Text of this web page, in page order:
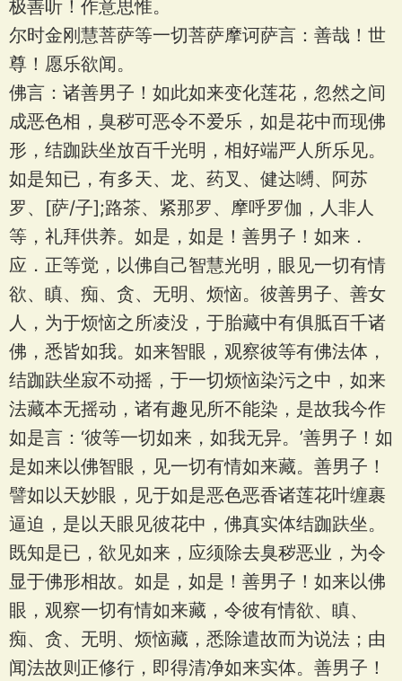
极善听！作意思惟。
尔时金刚慧菩萨等一切菩萨摩诃萨言：善哉！世
尊！愿乐欲闻。
佛言：诸善男子！如此如来变化莲花，忽然之间
成恶色相，臭秽可恶令不爱乐，如是花中而现佛
形，结跏趺坐放百千光明，相好端严人所乐见。
如是知已，有多天、龙、药叉、健达嚩、阿苏
罗、[萨/子];路茶、紧那罗、摩呼罗伽，人非人
等，礼拜供养。如是，如是！善男子！如来．
应．正等觉，以佛自己智慧光明，眼见一切有情
欲、瞋、痴、贪、无明、烦恼。彼善男子、善女
人，为于烦恼之所凌没，于胎藏中有俱胝百千诸
佛，悉皆如我。如来智眼，观察彼等有佛法体，
结跏趺坐寂不动摇，于一切烦恼染污之中，如来
法藏本无摇动，诸有趣见所不能染，是故我今作
如是言：‘彼等一切如来，如我无异。’善男子！如
是如来以佛智眼，见一切有情如来藏。善男子！
譬如以天妙眼，见于如是恶色恶香诸莲花叶缠裹
逼迫，是以天眼见彼花中，佛真实体结跏趺坐。
既知是已，欲见如来，应须除去臭秽恶业，为令
显于佛形相故。如是，如是！善男子！如来以佛
眼，观察一切有情如来藏，令彼有情欲、瞋、
痴、贪、无明、烦恼藏，悉除遣故而为说法；由
闻法故则正修行，即得清净如来实体。善男子！